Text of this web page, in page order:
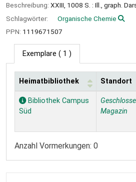
Beschreibung: XXIII, 1008 S. : Ill., graph.
Schlagwörter:
Organische Chemie
PPN: 1119671507
Exemplare ( 1 )
Exemplare
Heimatbibliothek Standort
Bibliothek Campus
Süd
Magazin
Anzahl Vormerkungen: 0